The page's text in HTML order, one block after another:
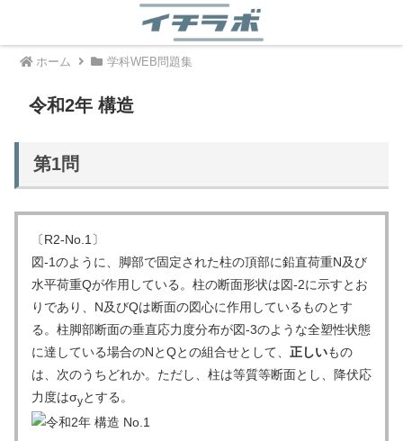
ホーム 学科WEB問題集
令和2年 構造
第1問
〔R2-No.1〕
図-1のように、脚部で固定された柱の頂部に鉛直荷重N及び
水平荷重Qが作用している。柱の断面形状は図-2に示すとお
りであり、N及びQは断面の図心に作用しているものとす
る。柱脚部断面の垂直応力度分布が図-3のような全塑性状態
に達している場合のNとQとの組合せとして、 正しいもの
は、次のうちどれか。ただし、柱は等質等断面とし、降伏応
力度はσyとする。